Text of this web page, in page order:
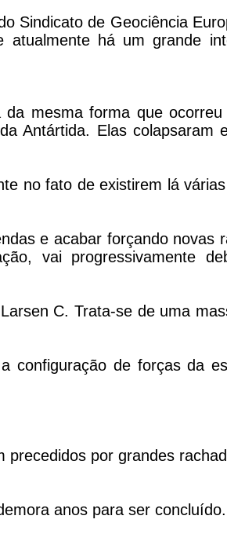
Sindicato de Geociência
há um grande
mesma forma que
Antártida. Elas colapsaram
no fato de existirem lá
e acabar forçando novas
vai progressivamente
C. Trata-se de uma
configuração de forças da
precedidos por grandes
anos para ser concluído.